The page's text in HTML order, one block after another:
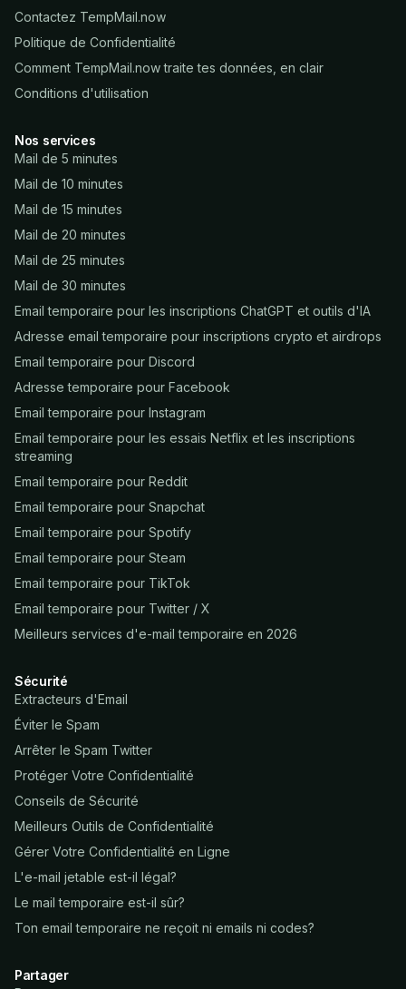
Contactez TempMail.now
Politique de Confidentialité
Comment TempMail.now traite tes données, en clair
Conditions d'utilisation
Nos services
Mail de 5 minutes
Mail de 10 minutes
Mail de 15 minutes
Mail de 20 minutes
Mail de 25 minutes
Mail de 30 minutes
Email temporaire pour les inscriptions ChatGPT et outils d'IA
Adresse email temporaire pour inscriptions crypto et airdrops
Email temporaire pour Discord
Adresse temporaire pour Facebook
Email temporaire pour Instagram
Email temporaire pour les essais Netflix et les inscriptions
streaming
Email temporaire pour Reddit
Email temporaire pour Snapchat
Email temporaire pour Spotify
Email temporaire pour Steam
Email temporaire pour TikTok
Email temporaire pour Twitter / X
Meilleurs services d'e-mail temporaire en 2026
Sécurité
Extracteurs d'Email
Éviter le Spam
Arrêter le Spam Twitter
Protéger Votre Confidentialité
Conseils de Sécurité
Meilleurs Outils de Confidentialité
Gérer Votre Confidentialité en Ligne
L'e-mail jetable est-il légal?
Le mail temporaire est-il sûr?
Ton email temporaire ne reçoit ni emails ni codes?
Partager